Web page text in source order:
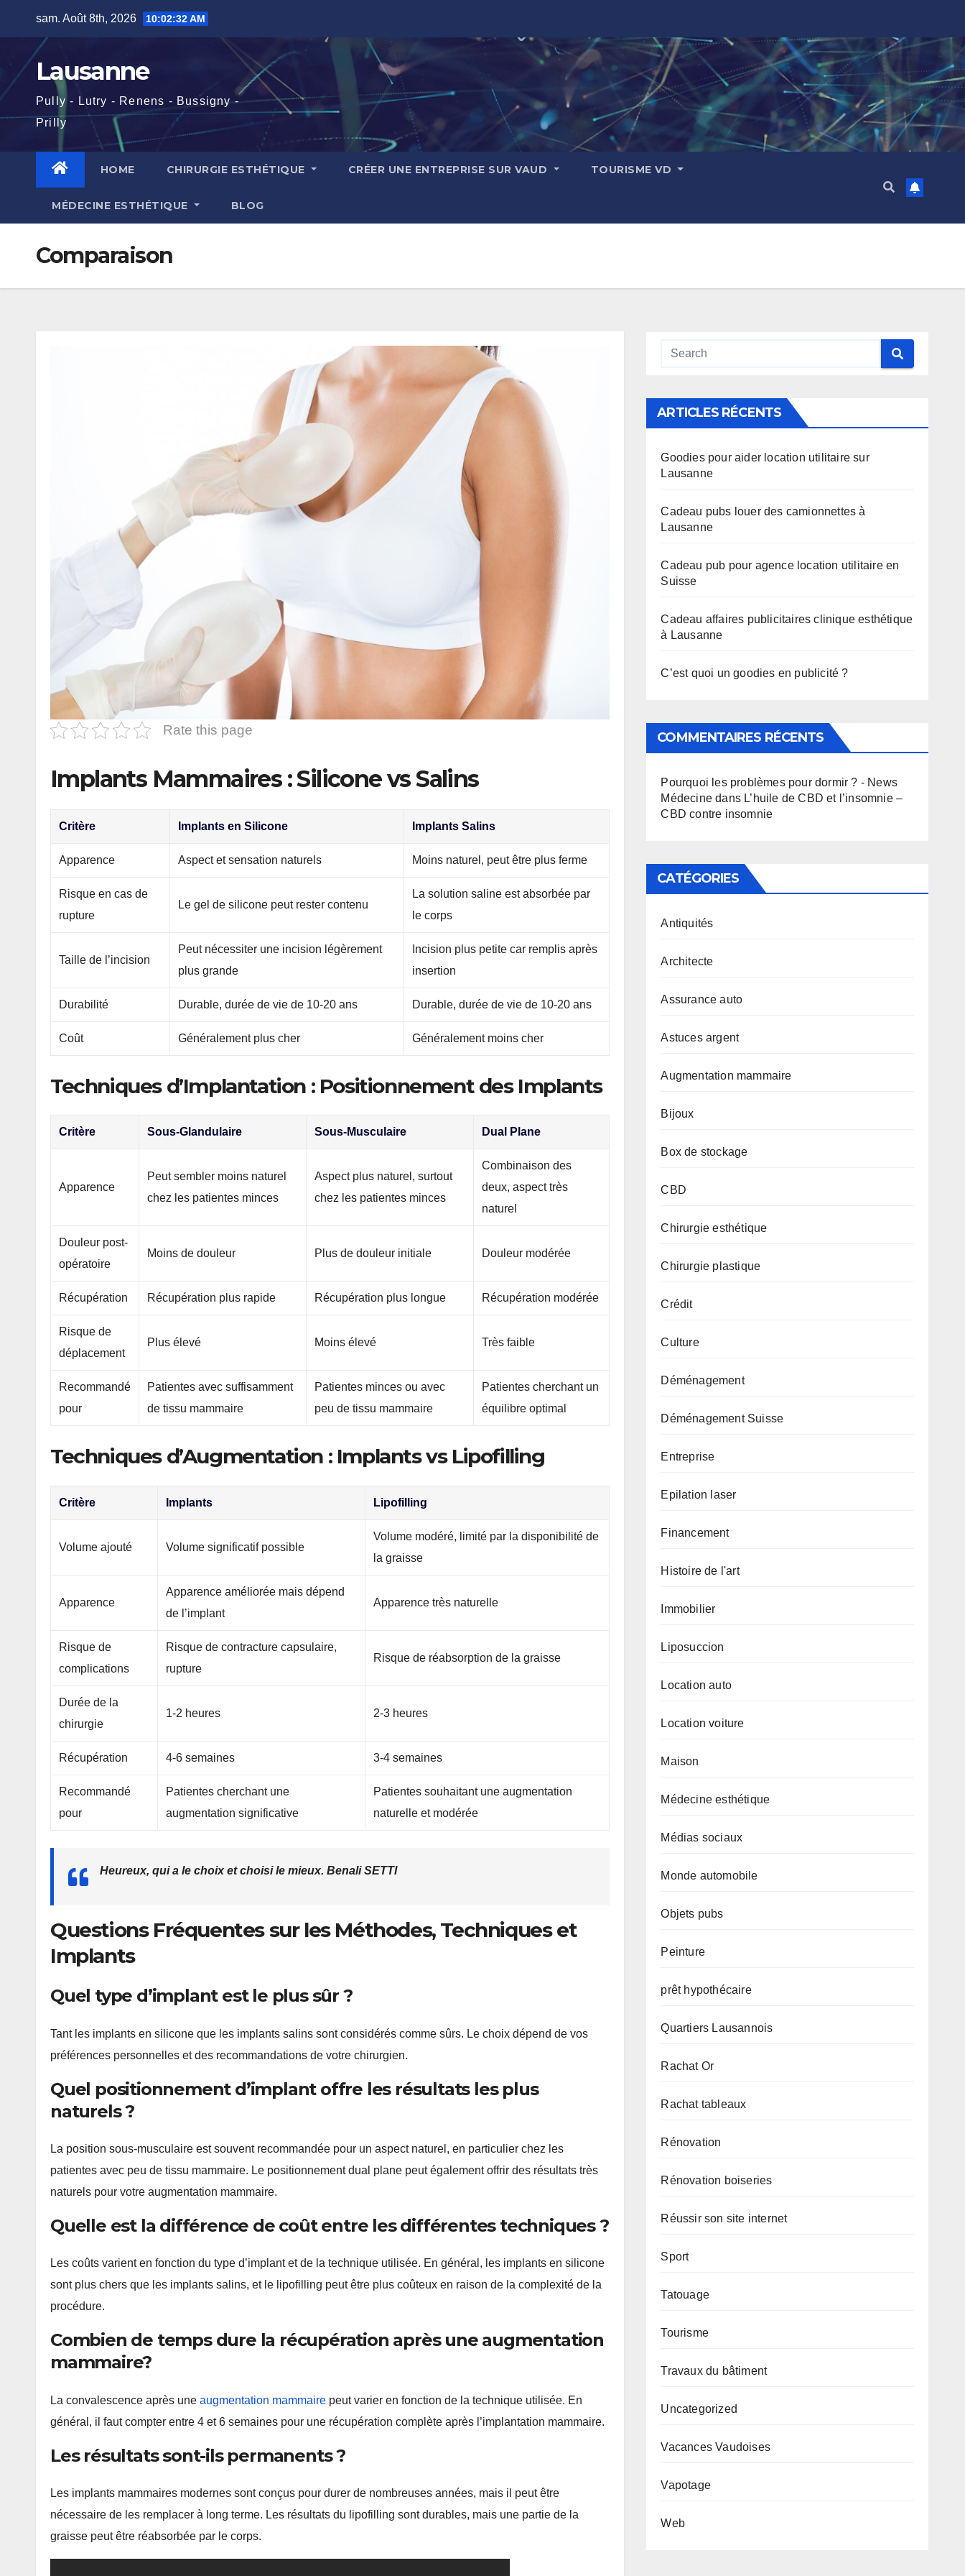
content
sam. Août 8th, 2026 10:02:33 AM
Lausanne
Pully - Lutry - Renens - Bussigny -
Prilly
HOME CHIRURGIE ESTHÉTIQUE CRÉER UNE ENTREPRISE SUR VAUD TOURISME VD
MÉDECINE ESTHÉTIQUE BLOG
Comparaison
Rate this page
Implants Mammaires : Silicone vs Salins
Critère Implants en Silicone Implants Salins
Apparence Aspect et sensation naturels Moins naturel, peut être plus ferme
Risque en cas de
rupture
Le gel de silicone peut rester contenu
La solution saline est absorbée par
le corps
Taille de l’incision
Peut nécessiter une incision légèrement
plus grande
Incision plus petite car remplis après
insertion
Durabilité Durable, durée de vie de 10-20 ans Durable, durée de vie de 10-20 ans
Coût Généralement plus cher Généralement moins cher
Techniques d’Implantation : Positionnement des Implants
Critère Sous-Glandulaire Sous-Musculaire Dual Plane
Apparence
Peut sembler moins naturel
chez les patientes minces
Aspect plus naturel, surtout
chez les patientes minces
Combinaison des
deux, aspect très
naturel
Douleur post-
opératoire
Moins de douleur Plus de douleur initiale Douleur modérée
Récupération Récupération plus rapide Récupération plus longue Récupération modérée
Risque de
déplacement
Plus élevé Moins élevé Très faible
Recommandé
pour
Patientes avec suffisamment
de tissu mammaire
Patientes minces ou avec
peu de tissu mammaire
Patientes cherchant un
équilibre optimal
Techniques d’Augmentation : Implants vs Lipofilling
Critère Implants Lipofilling
Volume ajouté Volume significatif possible
Volume modéré, limité par la disponibilité de
la graisse
Apparence
Apparence améliorée mais dépend
de l’implant
Apparence très naturelle
Risque de
complications
Risque de contracture capsulaire,
rupture
Risque de réabsorption de la graisse
Durée de la
chirurgie
1-2 heures 2-3 heures
Récupération 4-6 semaines 3-4 semaines
Recommandé
pour
Patientes cherchant une
augmentation significative
Patientes souhaitant une augmentation
naturelle et modérée
Heureux, qui a le choix et choisi le mieux. Benali SETTI
Questions Fréquentes sur les Méthodes, Techniques et
Implants
Quel type d’implant est le plus sûr ?
Tant les implants en silicone que les implants salins sont considérés comme sûrs. Le choix dépend de vos
préférences personnelles et des recommandations de votre chirurgien.
Quel positionnement d’implant offre les résultats les plus
naturels ?
La position sous-musculaire est souvent recommandée pour un aspect naturel, en particulier chez les
patientes avec peu de tissu mammaire. Le positionnement dual plane peut également offrir des résultats très
naturels pour votre augmentation mammaire.
Quelle est la différence de coût entre les différentes techniques ?
Les coûts varient en fonction du type d’implant et de la technique utilisée. En général, les implants en silicone
sont plus chers que les implants salins, et le lipofilling peut être plus coûteux en raison de la complexité de la
procédure.
Combien de temps dure la récupération après une augmentation
mammaire?
La convalescence après une augmentation mammaire peut varier en fonction de la technique utilisée. En
général, il faut compter entre 4 et 6 semaines pour une récupération complète après l’implantation mammaire.
Les résultats sont-ils permanents ?
Les implants mammaires modernes sont conçus pour durer de nombreuses années, mais il peut être
nécessaire de les remplacer à long terme. Les résultats du lipofilling sont durables, mais une partie de la
graisse peut être réabsorbée par le corps.
ARTICLES RÉCENTS
Goodies pour aider location utilitaire sur
Lausanne
Cadeau pubs louer des camionnettes à
Lausanne
Cadeau pub pour agence location utilitaire en
Suisse
Cadeau affaires publicitaires clinique esthétique
à Lausanne
C’est quoi un goodies en publicité ?
COMMENTAIRES RÉCENTS
Pourquoi les problèmes pour dormir ? - News
Médecinedans L’huile de CBD et l’insomnie –
CBD contre insomnie
CATÉGORIES
Antiquités
Architecte
Assurance auto
Astuces argent
Augmentation mammaire
Bijoux
Box de stockage
CBD
Chirurgie esthétique
Chirurgie plastique
Crédit
Culture
Déménagement
Déménagement Suisse
Entreprise
Epilation laser
Financement
Histoire de l'art
Immobilier
Liposuccion
Location auto
Location voiture
Maison
Médecine esthétique
Médias sociaux
Monde automobile
Objets pubs
Peinture
prêt hypothécaire
Quartiers Lausannois
Rachat Or
Rachat tableaux
Rénovation
Rénovation boiseries
Réussir son site internet
Sport
Tatouage
Tourisme
Travaux du bâtiment
Uncategorized
Vacances Vaudoises
Vapotage
Web